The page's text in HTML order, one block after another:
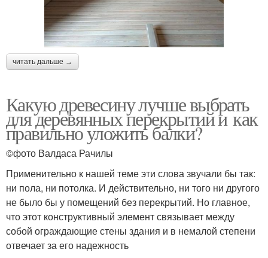
читать дальше →
Какую древесину лучше выбрать
для деревянных перекрытий и как
правильно уложить балки?
©фото Валдаса Рачилы
Применительно к нашей теме эти слова звучали бы так:
ни пола, ни потолка. И действительно, ни того ни другого
не было бы у помещений без перекрытий. Но главное,
что этот конструктивный элемент связывает между
собой ограждающие стены здания и в немалой степени
отвечает за его надежность